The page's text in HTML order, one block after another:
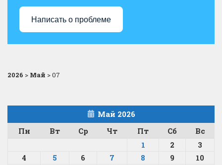
Написать о проблеме
2026 > Май >07
Май 2026
Пн
Вт Ср Чт Пт Сб
Вс
1
2
3
4
5 6 7 8 9
10